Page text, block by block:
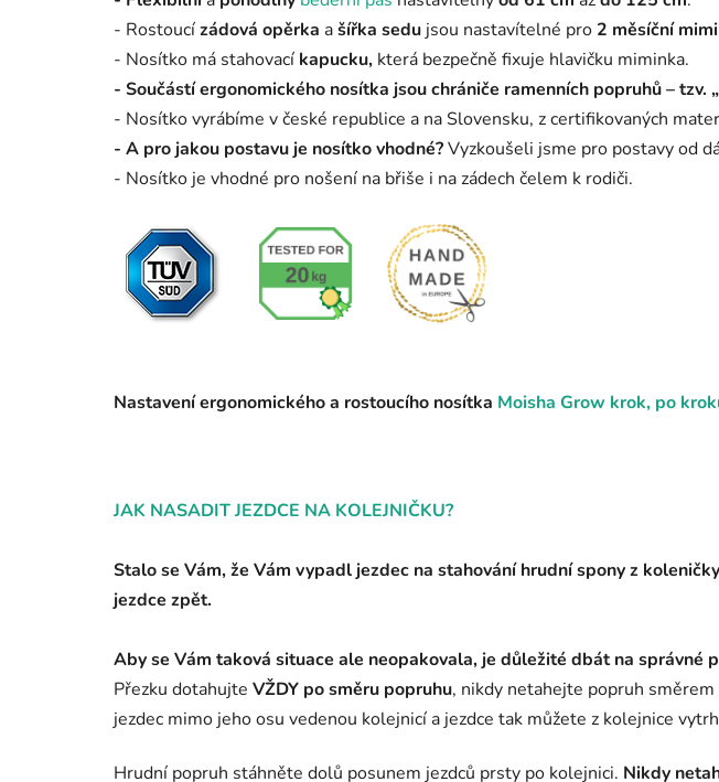
- Rostoucízádová opěrka ašířka sedu jsou nastavítelné pro 2 měsíční
- Nosítko má stahovací kapucku, která bezpečně fixuje hlavičku miminka.
- Součástí ergonomického nosítka jsou chrániče ramenních popruhů – tzv.
- Nosítkovyrábíme v české republice a na Slovensku, z certifikovaných
- A pro jakou postavu je nosítko vhodné?Vyzkoušeli jsme pro postavy od
- Nosítko je vhodné pro nošení na břiše i na zádech čelem k rodiči.
Nastavení ergonomického a rostoucího nosítka Moisha Grow krok, po
JAK NASADIT JEZDCE NA KOLEJNIČKU?
Stalo se Vám, že Vám vypadl jezdec na stahování hrudní spony z
jezdce zpět.
Aby se Vám taková situace ale neopakovala, je důležité dbát na správné
Přezku dotahujte VŽDY po směru popruhu, nikdy netahejte popruh
jezdec mimo jeho osu vedenou kolejnicí a jezdce tak můžete z kolejnice
Hrudní popruh stáhněte dolů posunem jezdců prsty po kolejnici. Nikdy